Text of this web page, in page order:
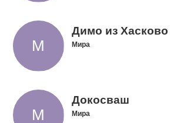
Димо из
Мира
Докосваш
Мира